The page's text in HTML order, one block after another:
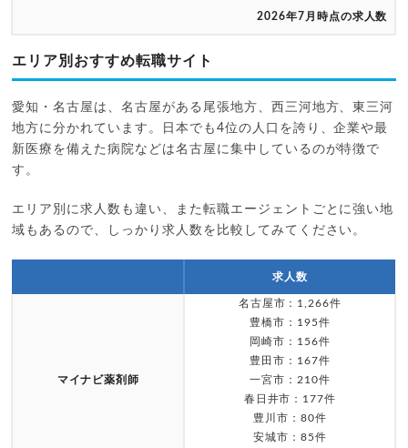
2026年7月時点の求人数
エリア別おすすめ転職サイト
愛知・名古屋は、名古屋がある尾張地方、西三河地方、東三河
地方に分かれています。日本でも4位の人口を誇り、企業や最
新医療を備えた病院などは名古屋に集中しているのが特徴で
す。
エリア別に求人数も違い、また転職エージェントごとに強い地
域もあるので、しっかり求人数を比較してみてください。
求人数
マイナビ薬剤師
名古屋市：1,266件
豊橋市：195件
岡崎市：156件
豊田市：167件
一宮市：210件
春日井市：177件
豊川市：80件
安城市：85件